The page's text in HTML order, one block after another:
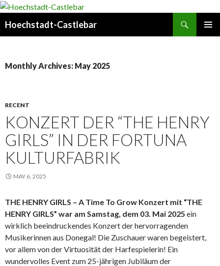
Hoechstadt-Castlebar
Monthly Archives: May 2025
RECENT
KONZERT DER “THE HENRY
GIRLS” IN DER FORTUNA
KULTURFABRIK
MAY 6, 2025
THE HENRY GIRLS – A Time To Grow Konzert mit “THE
HENRY GIRLS” war am Samstag, dem 03. Mai 2025 ein
wirklich beeindruckendes Konzert der hervorragenden
Musikerinnen aus Donegal! Die Zuschauer waren begeistert,
vor allem von der Virtuosität der Harfespielerin! Ein
wundervolles Event zum 25-jährigen Jubiläum der